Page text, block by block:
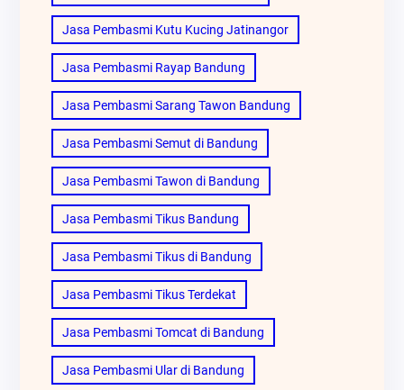
Jasa Pembasmi Kutu Kucing Jatinangor
Jasa Pembasmi Rayap Bandung
Jasa Pembasmi Sarang Tawon Bandung
Jasa Pembasmi Semut di Bandung
Jasa Pembasmi Tawon di Bandung
Jasa Pembasmi Tikus Bandung
Jasa Pembasmi Tikus di Bandung
Jasa Pembasmi Tikus Terdekat
Jasa Pembasmi Tomcat di Bandung
Jasa Pembasmi Ular di Bandung